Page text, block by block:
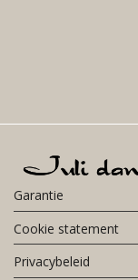
Garantie
Cookie statement
Privacybeleid